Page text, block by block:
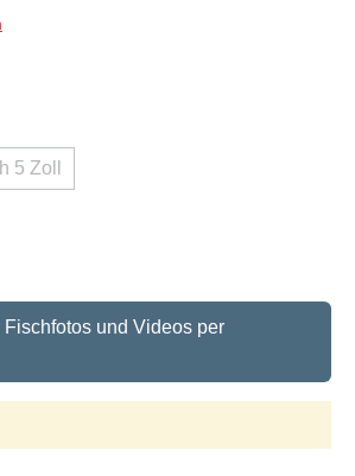
verfügbar.)
5 Zoll
Option ist zurzeit nicht verfügbar.)
und Videos per